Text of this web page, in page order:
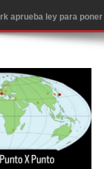
aprueba ley para
Guerra cerrará los
precio del botellón de
40 inmigrantes al día
será
llama a los